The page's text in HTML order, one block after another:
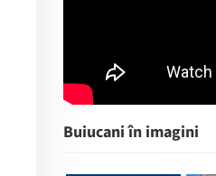
Buiucani în imagini